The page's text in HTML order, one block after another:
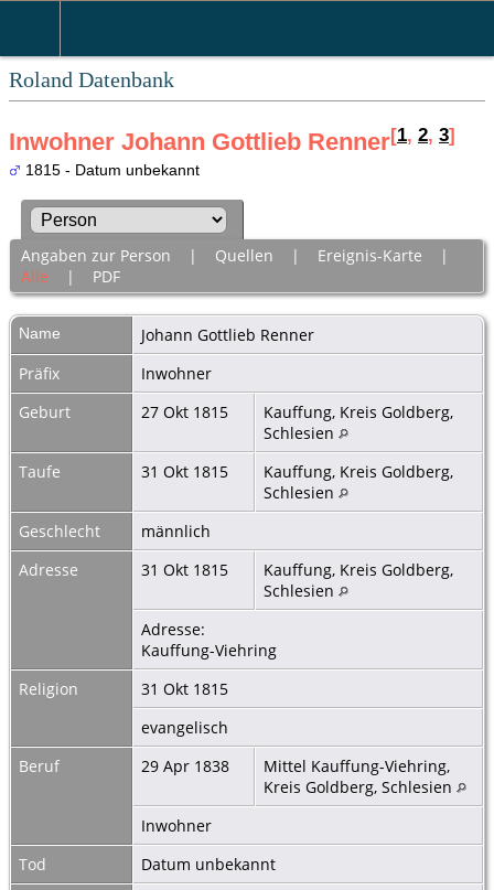
Roland Datenbank
Inwohner Johann Gottlieb Renner[1, 2, 3]
1815 - Datum unbekannt
Angaben zur Person | Quellen | Ereignis-Karte |
Alle | PDF
Name Johann Gottlieb Renner
Präfix
Inwohner
Geburt
27 Okt 1815
Kauffung, Kreis Goldberg,
Schlesien
Taufe
31 Okt 1815
Kauffung, Kreis Goldberg,
Schlesien
Geschlecht
männlich
Adresse
31 Okt 1815
Kauffung, Kreis Goldberg,
Schlesien
Adresse:
Kauffung-Viehring
Religion
31 Okt 1815
evangelisch
Beruf
29 Apr 1838
Mittel Kauffung-Viehring,
Kreis Goldberg, Schlesien
Inwohner
Tod
Datum unbekannt